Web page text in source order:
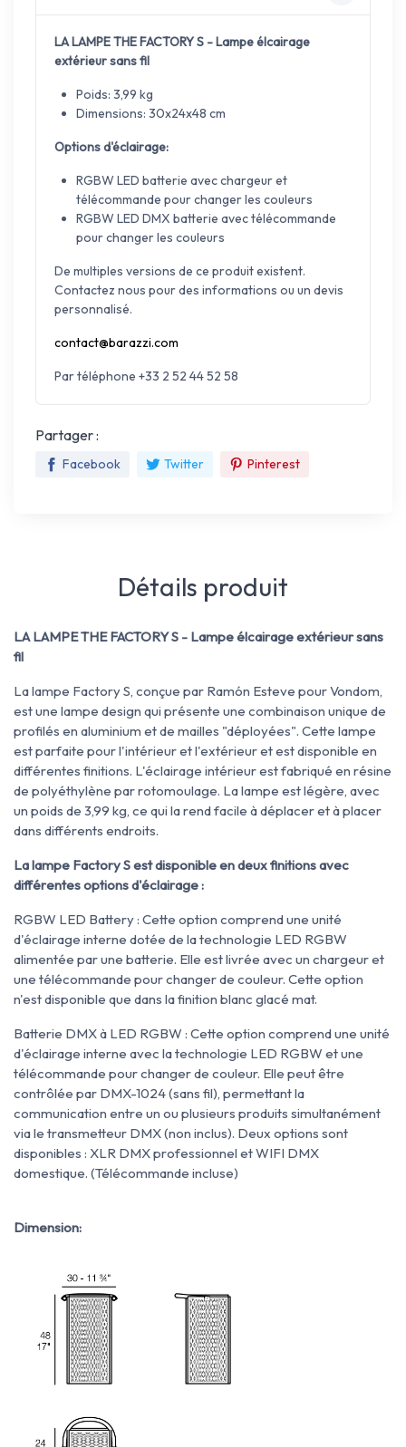
LA LAMPE THE FACTORY S - Lampe élcairage
extérieur sans fil
Poids: 3,99 kg
Dimensions: 30x24x48 cm
Options d'éclairage:
RGBW LED batterie avec chargeur et
télécommande pour changer les couleurs
RGBW LED DMX batterie avec télécommande
pour changer les couleurs
De multiples versions de ce produit existent.
Contactez nous pour des informations ou un devis
personnalisé.
contact@barazzi.com
Par téléphone +33 2 52 44 52 58
Partager :
Facebook Twitter Pinterest
Détails produit
LA LAMPE THE FACTORY S - Lampe élcairage extérieur sans
fil
La lampe Factory S, conçue par Ramón Esteve pour Vondom,
est une lampe design qui présente une combinaison unique de
profilés en aluminium et de mailles "déployées". Cette lampe
est parfaite pour l'intérieur et l'extérieur et est disponible en
différentes finitions. L'éclairage intérieur est fabriqué en résine
de polyéthylène par rotomoulage. La lampe est légère, avec
un poids de 3,99 kg, ce qui la rend facile à déplacer et à placer
dans différents endroits.
La lampe Factory S est disponible en deux finitions avec
différentes options d'éclairage :
RGBW LED Battery : Cette option comprend une unité
d'éclairage interne dotée de la technologie LED RGBW
alimentée par une batterie. Elle est livrée avec un chargeur et
une télécommande pour changer de couleur. Cette option
n'est disponible que dans la finition blanc glacé mat.
Batterie DMX à LED RGBW : Cette option comprend une unité
d'éclairage interne avec la technologie LED RGBW et une
télécommande pour changer de couleur. Elle peut être
contrôlée par DMX-1024 (sans fil), permettant la
communication entre un ou plusieurs produits simultanément
via le transmetteur DMX (non inclus). Deux options sont
disponibles : XLR DMX professionnel et WIFI DMX
domestique. (Télécommande incluse)
Dimension: